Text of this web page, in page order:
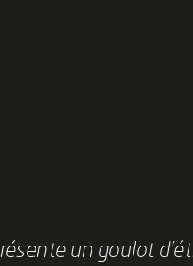
un goulot